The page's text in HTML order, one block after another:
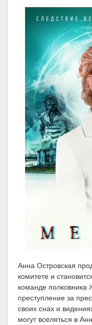
Анна Островская
комитете и
команде полковника
преступление за
своих снах и
могут вселяться в